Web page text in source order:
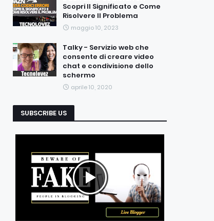
Scopri Il Significato e Come
Risolvere Il Problema
maggio 10, 2023
Talky - Servizio web che
consente di creare video
chat e condivisione dello
schermo
aprile 10, 2020
SUBSCRIBE US